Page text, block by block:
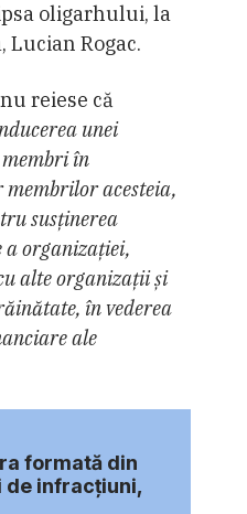
oligarhului, la
Rogac.
reiese că
unei
în
acesteia,
susţinerea
organizaţiei,
alte organizaţii și
în vederea
ale
formată din
de infracțiuni,